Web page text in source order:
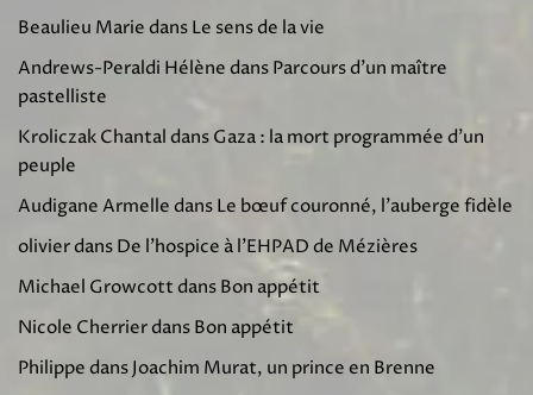
Beaulieu MariedansLe sens de la vie
Andrews-Peraldi HélènedansParcours d’un maître
pastelliste
Kroliczak ChantaldansGaza : la mort programmée d’un
peuple
Audigane ArmelledansLe bœuf couronné, l’auberge fidèle
olivierdansDe l’hospice à l’EHPAD de Mézières
Michael GrowcottdansBon appétit
Nicole CherrierdansBon appétit
PhilippedansJoachim Murat, un prince en Brenne